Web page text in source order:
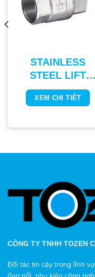
STAINLESS
STEEL LIFT
CHECK VALVE
XEM CHI TIẾT
CÔNG TY TNHH TOZEN
Đối tác tin cậy trong lĩnh
ống nối, phụ kiện công